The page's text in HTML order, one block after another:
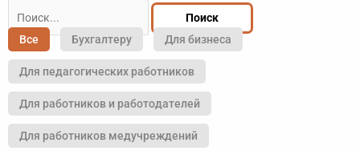
Все Бухгалтеру Для бизнеса
Для педагогических работников
Для работников и работодателей
Для работников медучреждений